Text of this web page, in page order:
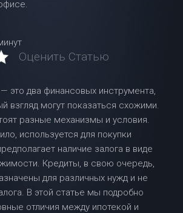
Оценить Статью
это два финансовых инструмента,
взгляд могут показаться схожими.
разные механизмы и условия.
используется для покупки
наличие залога в виде
Кредиты, в свою очередь,
для различных нужд и не
В этой статье мы подробно
отличия между ипотекой и